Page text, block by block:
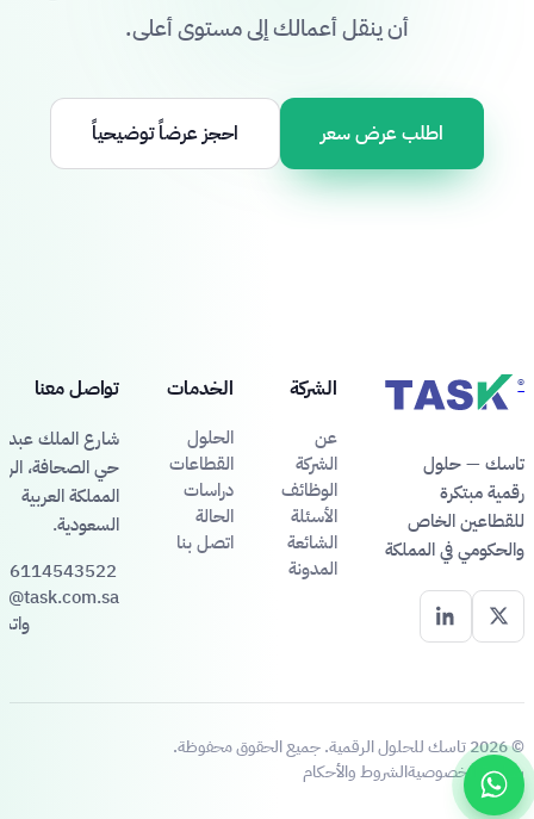
أن ينقل أعمالك إلى مستوى أعلى.
اطلب عرض سعر احجز عرضاً توضيحياً
®
تاسك — حلول
رقمية مبتكرة
للقطاعين الخاص
والحكومي في المملكة
الشركة
عن
الشركة
الوظائف
الأسئلة
الشائعة
المدونة
الخدمات
الحلول
القطاعات
دراسات
الحالة
اتصل بنا
تواصل معنا
شارع الملك عبد
حي الصحافة،
المملكة العربية
السعودية.
© 2026 تاسك للحلول الرقمية. جميع الحقوق محفوظة.
سياسة الخصوصيةالشروط والأحكام